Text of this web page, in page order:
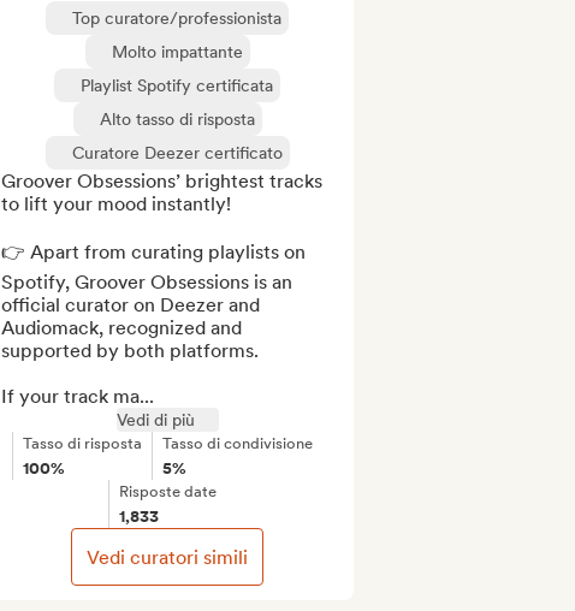
Top curatore/professionista
Molto impattante
Playlist Spotify certificata
Alto tasso di risposta
Curatore Deezer certificato
Groover Obsessions’ brightest tracks
to lift your mood instantly!
👉 Apart from curating playlists on
Spotify, Groover Obsessions is an
official curator on Deezer and
Audiomack, recognized and
supported by both platforms.
If your track ma...
Vedi di più
Tasso di risposta
100%
Tasso di condivisione
5%
Risposte date
1,833
Vedi curatori simili